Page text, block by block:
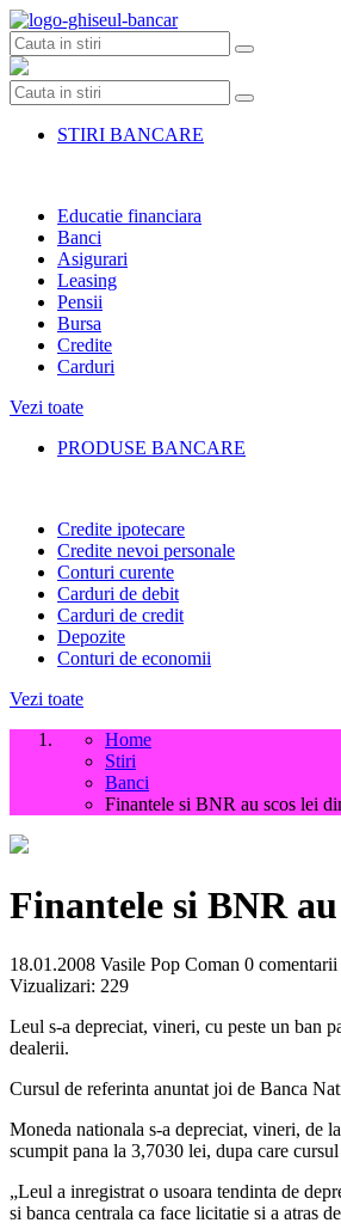
Skip
to
content
STIRI BANCARE
Educatie financiara
Banci
Asigurari
Leasing
Pensii
Bursa
Credite
Carduri
Vezi toate
PRODUSE BANCARE
Credite ipotecare
Credite nevoi personale
Conturi curente
Carduri de debit
Carduri de credit
Depozite
Conturi de economii
Vezi toate
Home
Stiri
Banci
Finantele si BNR au scos lei
Finantele si BNR
18.01.2008 Vasile Pop Coman 0 comentarii
Vizualizari: 229
Leul s-a depreciat, vineri, cu peste un ban
dealerii.
Cursul de referinta anuntat joi de Banca
Moneda nationala s-a depreciat, vineri, de
scumpit pana la 3,7030 lei, dupa care
„Leul a inregistrat o usoara tendinta de
si banca centrala ca face licitatie si a atras